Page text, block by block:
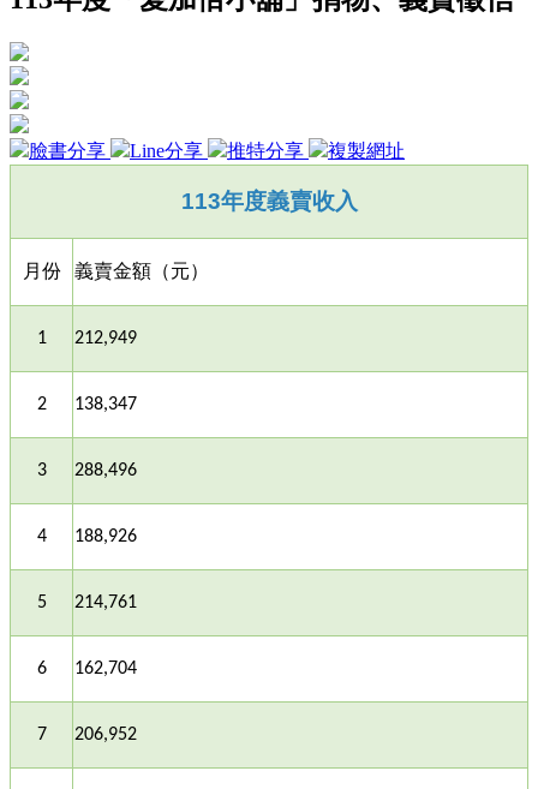
臉書分享 Line分享 推特分享 複製網址
113年度義賣收入
月份 義賣金額（元）
1 212,949
2 138,347
3 288,496
4 188,926
5 214,761
6 162,704
7 206,952